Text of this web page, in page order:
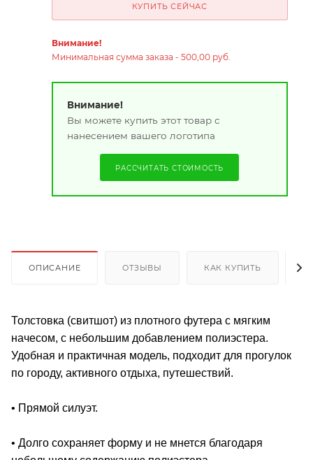
КУПИТЬ СЕЙЧАС
Внимание!
Минимальная сумма заказа - 500,00 руб.
Внимание!
Вы можете купить этот товар с
нанесением вашего логотипа
РАССЧИТАТЬ СТОИМОСТЬ
ОПИСАНИЕ ОТЗЫВЫ КАК КУПИТЬ
Толстовка (свитшот) из плотного футера с мягким
начесом, с небольшим добавлением полиэстера.
Удобная и практичная модель, подходит для прогулок
по городу, активного отдыха, путешествий.
• Прямой силуэт.
• Долго сохраняет форму и не мнется благодаря